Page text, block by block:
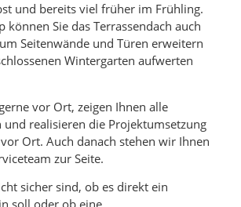
und bereits viel früher im Frühling.
können Sie das Terrassendach auch
Seitenwände und Türen erweitern
Wintergarten aufwerten
vor Ort, zeigen Ihnen alle
und realisieren die Projektumsetzung
Ort. Auch danach stehen wir Ihnen
zur Seite.
sicher sind, ob es direkt ein